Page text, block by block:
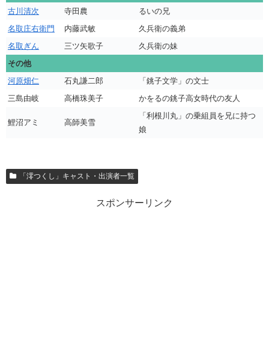
古川清次
寺田農
るいの兄
名取庄右衛門
内藤武敏
久兵衛の義弟
名取ぎん
三ツ矢歌子
久兵衛の妹
その他
河原畑仁
石丸謙二郎
「銚子文学」の文士
三島由岐
高橋珠美子 かをるの銚子高女時代の友人
鯉沼アミ 高師美雪
「利根川丸」の乗組員を兄に持つ
娘
「澪つくし」キャスト・出演者一覧
スポンサーリンク